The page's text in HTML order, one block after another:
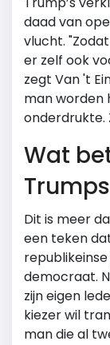
daad van
vlucht.
er zelf ook
zegt Van 't
man worden
onderdrukte.
Wat
Dit is meer
een teken
democraat.
zijn eigen
kiezer wil
man die al